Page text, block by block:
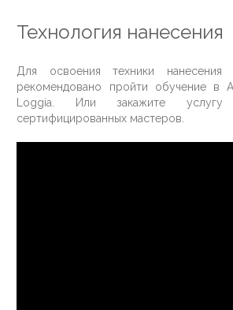
Технология нанесения
Для освоения техники нанесения
рекомендовано пройти обучение в
Loggia. Или закажите
сертифицированных мастеров.